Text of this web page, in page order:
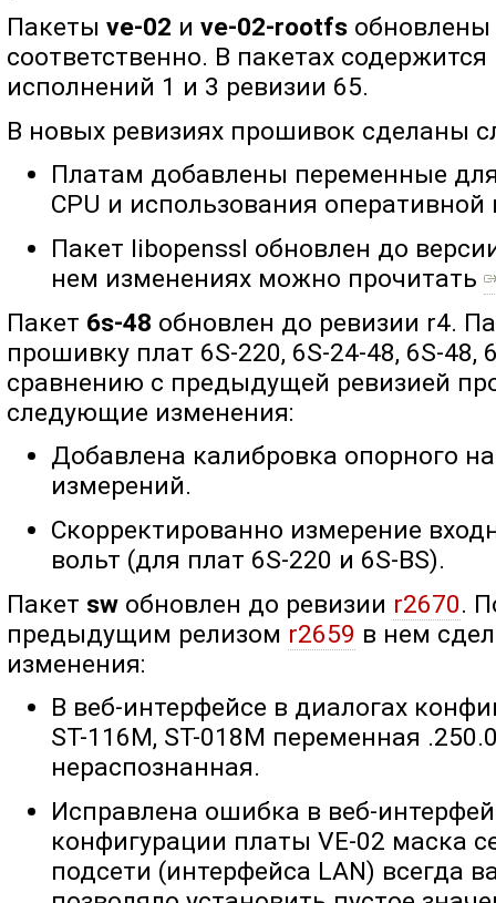
Пакетыve-02 иve-02-rootfs
соответственно. В пакетах
исполнений 1 и 3 ревизии 65.
В новых ревизиях прошивок сделаны
Платам добавлены переменные
CPU и использования
Пакет libopenssl обновлен до
нем изменениях можно прочитать
Пакет 6s-48 обновлен до ревизии r4.
прошивку плат 6S-220, 6S-24-48, 6S-48,
сравнению с предыдущей ревизией
следующие изменения:
Добавлена калибровка опорного
измерений.
Скорректированно измерение
вольт (для плат 6S-220 и 6S-BS).
Пакет sw обновлен до ревизии r2670.
предыдущим релизом r2659 в нем
изменения:
В веб-интерфейсе в диалогах
ST-116M, ST-018M переменная
нераспознанная.
Исправлена ошибка в веб-
конфигурации платы VE-02 маска
подсети (интерфейса LAN) всегда